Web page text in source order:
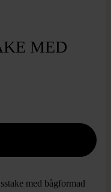
MED
med bågformad